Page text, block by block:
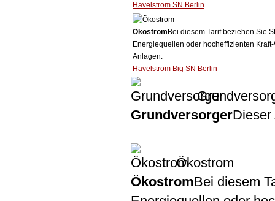
Havelstrom SN Berlin
Ökostrom Bei diesem Tarif beziehen Sie
Energiequellen oder hocheffizienten
Anlagen.
Havelstrom Big SN Berlin
GrundversorgerDieser
Ökostrom
ÖkostromBei diesem